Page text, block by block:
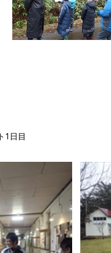
1日目